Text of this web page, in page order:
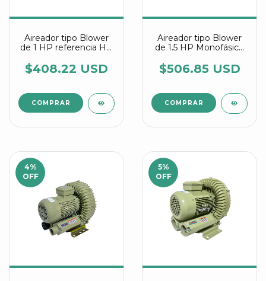
Aireador tipo Blower
de 1 HP referencia HG
$408.22 USD
Aireador tipo Blower
de 1.5 HP Monofásico
Agrair
$506.85 USD
4%
OFF
5%
OFF